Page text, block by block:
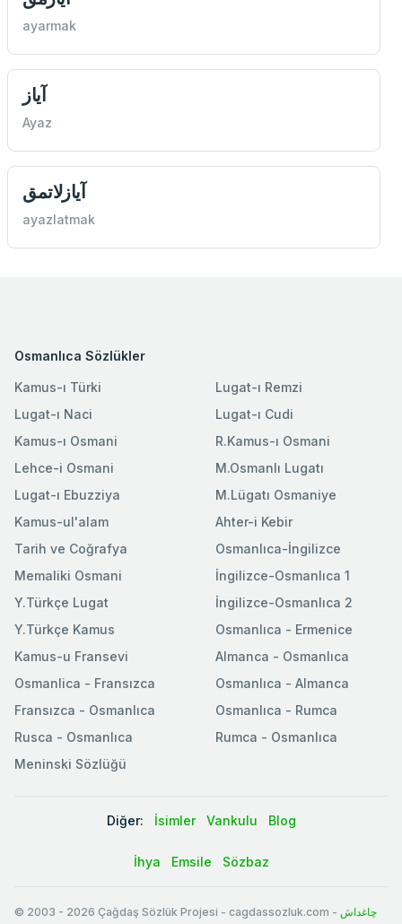
ayarmak
آياز
Ayaz
آيازلاتمق
ayazlatmak
Osmanlıca Sözlükler
Kamus-ı Türki
Lugat-ı Naci
Kamus-ı Osmani
Lehce-i Osmani
Lugat-ı Ebuzziya
Lugat-ı Remzi
Lugat-ı Cudi
R.Kamus-ı Osmani
M.Osmanlı Lugatı
M.Lügatı Osmaniye
Kamus-ul'alam
Tarih ve Coğrafya
Memaliki Osmani
Y.Türkçe Lugat
Y.Türkçe Kamus
Ahter-i Kebir
Osmanlıca-İngilizce
İngilizce-Osmanlıca 1
İngilizce-Osmanlıca 2
Osmanlıca - Ermenice
Kamus-u Fransevi
Osmanlica - Fransızca
Fransızca - Osmanlıca
Rusca - Osmanlıca
Meninski Sözlüğü
Almanca - Osmanlıca
Osmanlıca - Almanca
Osmanlıca - Rumca
Rumca - Osmanlıca
Diğer: İsimler Vankulu Blog
İhya Emsile Sözbaz
© 2003 - 2026 Çağdaş Sözlük Projesi - cagdassozluk.com - چاغداش